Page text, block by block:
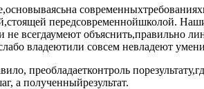
передсовременнойшколой.
всегдаумеют объяснить,правильно
владеютили совсем невладеют
преобладаетконтроль
а полученныйрезультат.